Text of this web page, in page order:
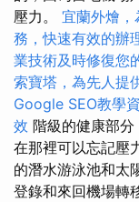
壓力。 宜蘭外燴，
務，快速有效的辦
業技術及時修復您
索寶塔，為先人提
Google SEO教學
效 階級的健康部分
在那裡可以忘記壓
的潛水游泳池和太
登錄和來回機場轉